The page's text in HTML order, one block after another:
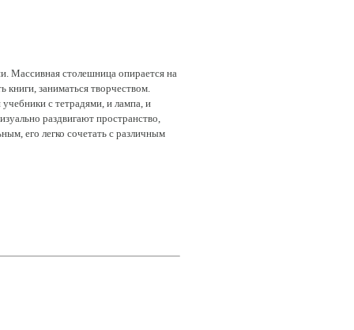
Массивная столешница опирается на
книги, заниматься творчеством.
с тетрадями, и лампа, и
раздвигают пространство,
его легко сочетать с различным